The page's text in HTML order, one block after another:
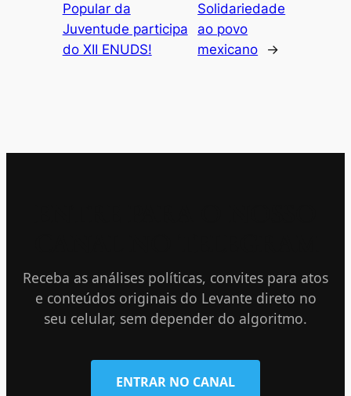
Popular da
Juventude participa
do XII ENUDS!
Solidariedade
ao povo
mexicano
→
Receba as análises políticas, convites para atos
e conteúdos originais do Levante direto no
seu celular, sem depender do algoritmo.
ENTRAR NO CANAL